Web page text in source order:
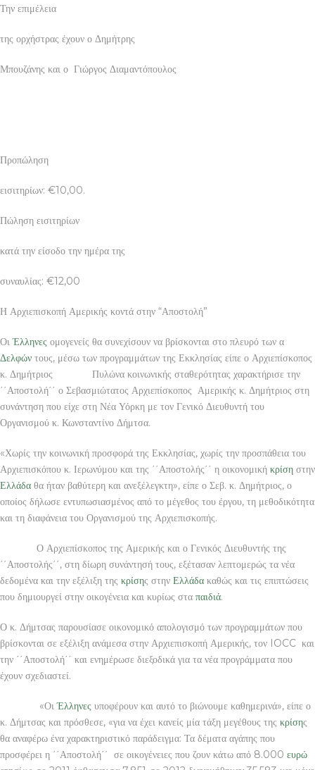
Την επιμέλεια
της ορχήστρας έχουν ο Δημήτρης
Μπουζάνης και ο Γιώργος Διαμαντόπουλος
Προπώληση
εισιτηρίων: €10,00.
Πώληση εισιτηρίων
κατά την είσοδο την ημέρα της
συναυλίας: €12,00
Η Αρχιεπισκοπή Αμερικής κοντά στην “Αποστολή”
ΟιΈλληνες ομογενείς θα συνεχίσουν να βρίσκονται στο πλευρό των α
Δελφών τους, μέσω των προγραμμάτων της Εκκλησίας είπε ο Αρχιεπίσκοπος
κ. Δημήτριος Πυλώνα κοινωνικής σταθερότητας χαρακτήρισε την
΄΄Αποστολή΄΄ ο Σεβασμιώτατος Αρχιεπίσκοπος Αμερικής κ. Δημήτριος στη
συνάντηση που είχε στη Νέα Υόρκη με τον Γενικό Διευθυντή του
Οργανισμού κ. Κωνσταντίνο Δήμτσα.
«Χωρίς την κοινωνική προσφορά της Εκκλησίας, χωρίς την προσπάθεια του
Αρχιεπισκόπου κ. Ιερωνύμου και της ΄΄Αποστολής΄΄ η οικονομική κρίση στην
Ελλάδα θα ήταν βαθύτερη και ανεξέλεγκτη», είπε ο Σεβ. κ. Δημήτριος, ο
οποίος δήλωσε εντυπωσιασμένος από το μέγεθος του έργου, τη μεθοδικότητα
και τη διαφάνεια του Οργανισμού της Αρχιεπισκοπής.
Ο Αρχιεπίσκοπος της Αμερικής και ο Γενικός Διευθυντής της
΄΄Αποστολής΄΄, στη δίωρη συνάντησή τους, εξέτασαν λεπτομερώς τα νέα
δεδομένα και την εξέλιξη της κρίσης στην Ελλάδα καθώς και τις επιπτώσεις
που δημιουργεί στην οικογένεια και κυρίως στα παιδιά.
Ο κ. Δήμτσας παρουσίασε οικονομικό απολογισμό των προγραμμάτων που
βρίσκονται σε εξέλιξη ανάμεσα στην Αρχιεπισκοπή Αμερικής, τον IOCC και
την ΄΄Αποστολή΄΄ και ενημέρωσε διεξοδικά για τα νέα προγράμματα που
έχουν σχεδιαστεί.
«ΟιΈλληνες υποφέρουν και αυτό το βιώνουμε καθημερινά», είπε ο
κ. Δήμτσας και πρόσθεσε, «για να έχει κανείς μία τάξη μεγέθους της κρίσης
θα αναφέρω ένα χαρακτηριστικό παράδειγμα: Τα δέματα αγάπης που
προσφέρει η ΄΄Αποστολή΄΄ σε οικογένειες που ζουν κάτω από 8.000 ευρώ